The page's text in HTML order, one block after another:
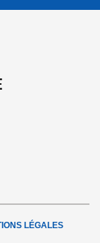
LÉGALES